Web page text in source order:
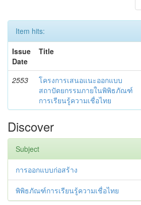
Item hits:
Issue
Date
Title
2553
โครงการเสนอแนะออกแบบ
สถาปัตยกรรมภายในพิพิธภัณฑ์
การเรียนรู้ความเชื่อไทย
Discover
Subject
การออกแบบก่อสร้าง
พิพิธภัณฑ์การเรียนรู้ความเชื่อไทย